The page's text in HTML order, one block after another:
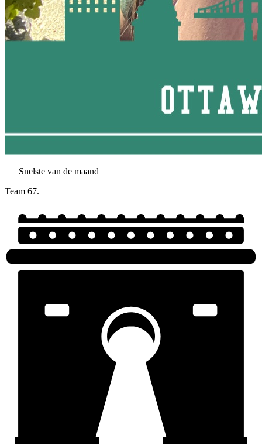
Snelste van de maand
Team 67.